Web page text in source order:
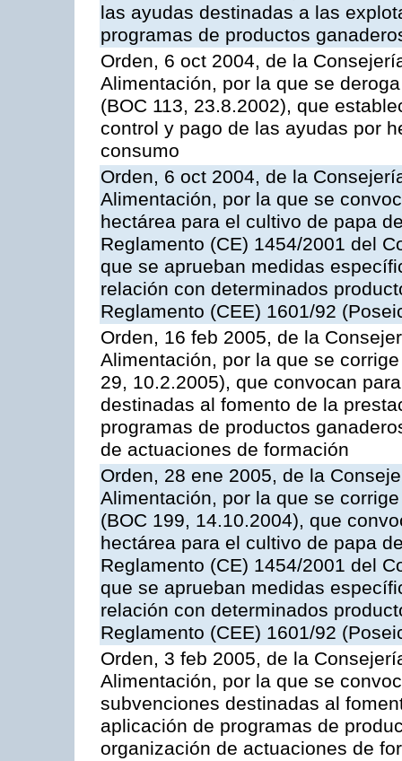
las ayudas destinadas a las
programas de productos
Orden, 6 oct 2004, de la
Alimentación, por la que se
(BOC 113, 23.8.2002), que
control y pago de las ayudas por
consumo
Orden, 6 oct 2004, de la
Alimentación, por la que se
hectárea para el cultivo de papa
Reglamento (CE) 1454/2001 del
que se aprueban medidas
relación con determinados
Reglamento (CEE) 1601/92
Orden, 16 feb 2005, de la
Alimentación, por la que se
29, 10.2.2005), que convocan
destinadas al fomento de la
programas de productos
de actuaciones de formación
Orden, 28 ene 2005, de la
Alimentación, por la que se
(BOC 199, 14.10.2004), que
hectárea para el cultivo de papa
Reglamento (CE) 1454/2001 del
que se aprueban medidas
relación con determinados
Reglamento (CEE) 1601/92
Orden, 3 feb 2005, de la
Alimentación, por la que se
subvenciones destinadas al
aplicación de programas de
organización de actuaciones de